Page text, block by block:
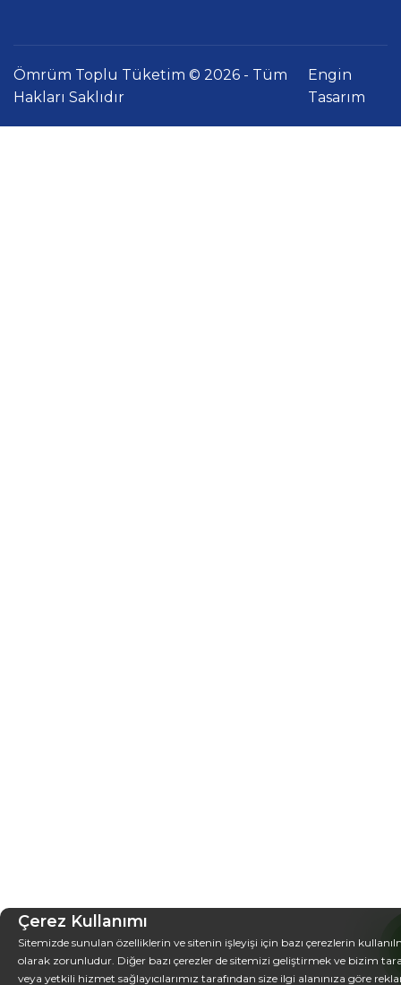
Çerez Kullanımı
Sitemizde sunulan özelliklerin ve sitenin işleyişi için bazı çerezlerin
olarak zorunludur. Diğer bazı çerezler de sitemizi geliştirmek ve bizim
veya yetkili hizmet sağlayıcılarımız tarafından size ilgi alanınıza göre
Ömrüm Toplu Tüketim © 2026 - Tüm
Hakları Saklıdır
Engin
Tasarım